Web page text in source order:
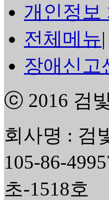
개인정보
전체메뉴|
장애신고
ⓒ 2016 검
회사명 : 검
105-86-
초-1518호